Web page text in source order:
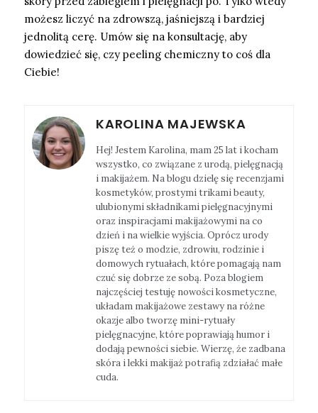
możesz liczyć na zdrowszą, jaśniejszą i bardziej
jednolitą cerę. Umów się na konsultację, aby
dowiedzieć się, czy peeling chemiczny to coś dla
Ciebie!
KAROLINA MAJEWSKA
Hej! Jestem Karolina, mam 25 lat i kocham
wszystko, co związane z urodą, pielęgnacją
i makijażem. Na blogu dzielę się recenzjami
kosmetyków, prostymi trikami beauty,
ulubionymi składnikami pielęgnacyjnymi
oraz inspiracjami makijażowymi na co
dzień i na wielkie wyjścia. Oprócz urody
piszę też o modzie, zdrowiu, rodzinie i
domowych rytuałach, które pomagają nam
czuć się dobrze ze sobą. Poza blogiem
najczęściej testuję nowości kosmetyczne,
układam makijażowe zestawy na różne
okazje albo tworzę mini-rytuały
pielęgnacyjne, które poprawiają humor i
dodają pewności siebie. Wierzę, że zadbana
skóra i lekki makijaż potrafią zdziałać małe
cuda.